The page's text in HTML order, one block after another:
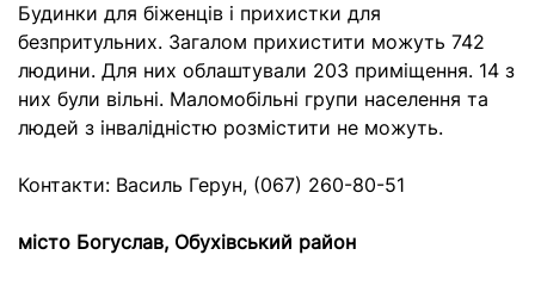
Будинки для біженців і прихистки для
безпритульних. Загалом прихистити можуть 742
людини. Для них облаштували 203 приміщення. 14 з
них були вільні. Маломобільні групи населення та
людей з інвалідністю розмістити не можуть.
Контакти: Василь Герун, (067) 260-80-51
місто Богуслав, Обухівський район